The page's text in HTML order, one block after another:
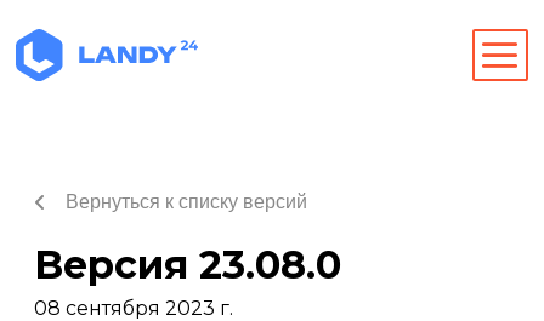
Вернуться к списку версий
Версия 23.08.0
08 сентября 2023 г.